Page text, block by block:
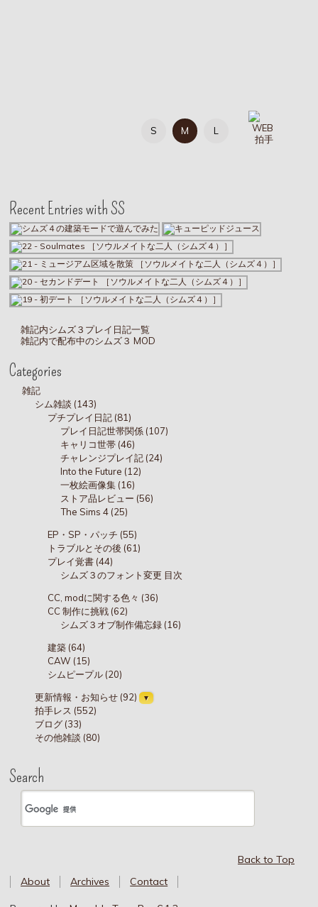
S M L
Recent Entries with SS
雑記内シムズ３プレイ日記一覧
雑記内で配布中のシムズ３ MOD
Categories
雑記
シム雑談 (143)
プチプレイ日記 (81)
プレイ日記世帯関係 (107)
キャリコ世帯 (46)
チャレンジプレイ記 (24)
Into the Future (12)
一枚絵画像集 (16)
ストア品レビュー (56)
The Sims 4 (25)
EP・SP・パッチ (55)
トラブルとその後 (61)
プレイ覚書 (44)
シムズ３のフォント変更 目次
CC, modに関する色々 (36)
CC 制作に挑戦 (62)
シムズ３オブ制作備忘録 (16)
建築 (64)
CAW (15)
シムピープル (20)
更新情報・お知らせ (92)
拍手レス (552)
ブログ (33)
その他雑談 (80)
Search
Back to Top
About
Archives Contact